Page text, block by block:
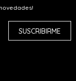
SUSCRIBIRME